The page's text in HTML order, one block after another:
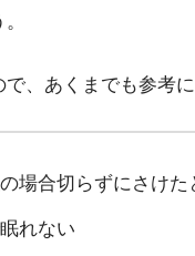
、あくまでも参考に
場合切らずにさけた
れない